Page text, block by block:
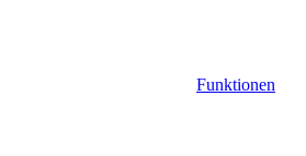
Funktionen